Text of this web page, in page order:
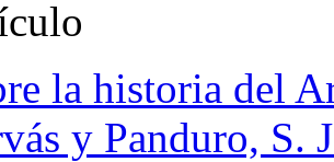
la historia del
y Panduro, S.